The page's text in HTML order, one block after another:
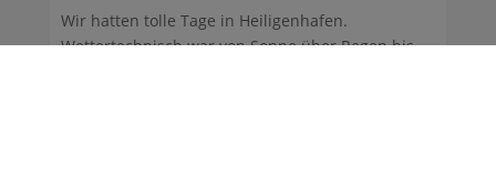
Wir hatten tolle Tage in Heiligenhafen.
Wettertechnisch war von Sonne über Regen bis